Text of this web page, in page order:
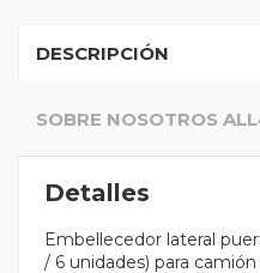
DESCRIPCIÓN
SOBRE NOSOTROS
Detalles
Embellecedor lateral
/ 6 unidades) para